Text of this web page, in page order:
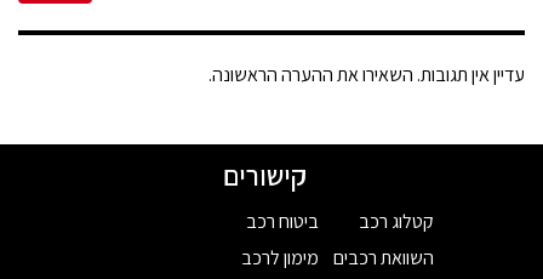
עדיין אין תגובות. השאירו את ההערה הראשונה.
קישורים
קטלוג רכב
השוואת רכבים
ביטוח רכב
מימון לרכב